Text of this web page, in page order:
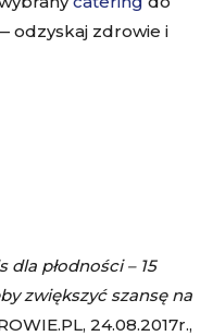
odzyskaj zdrowie i
dla płodności – 15
zwiększyć szansę na
24.08.2017r.,